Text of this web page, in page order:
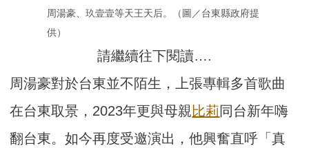
周湯豪、玖壹壹等天王天后。（圖／台東縣政府提
供）
請繼續往下閱讀….
周湯豪對於台東並不陌生，上張專輯多首歌曲
在台東取景，2023年更與母親比莉同台新年嗨
翻台東。如今再度受邀演出，他興奮直呼「真